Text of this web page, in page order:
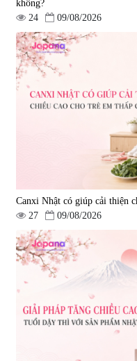
không?
24
09/08/2026
Canxi Nhật có giúp cải thiện
27
09/08/2026